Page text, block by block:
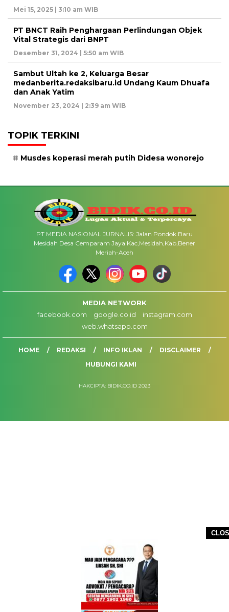
Mei 15, 2025 | 3:10 am WIB
PT BNCT Raih Penghargaan Perlindungan Objek
Vital Strategis dari BNPT
Desember 31, 2024 | 5:50 am WIB
Sambut Ultah ke 2, Keluarga Besar
medanberita.redaksibaru.id Undang Kaum Dhuafa
dan Anak Yatim
November 23, 2024 | 2:39 am WIB
TOPIK TERKINI
Musdes koperasi merah putih Didesa wonorejo
PT MEDIA NASIONAL JURNALIS: Jalan Pondok Baru
Mesidah Desa Cemparam Jaya Kac,Mesidah,Kab,Bener
Meriah-Aceh
MEDIA NETWORK
facebook.com
google.co.id
instagram.com
web.whatsapp.com
HOME REDAKSI INFO IKLAN
DISCLAIMER
HUBUNGI KAMI
HAKCIPTA: BIDIK.CO.ID 2023